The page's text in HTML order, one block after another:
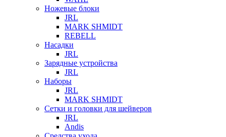
Ножевые блоки
JRL
MARK SHMIDT
REBELL
Насадки
JRL
Зарядные устройства
JRL
Наборы
JRL
MARK SHMIDT
Сетки и головки для шейверов
JRL
Andis